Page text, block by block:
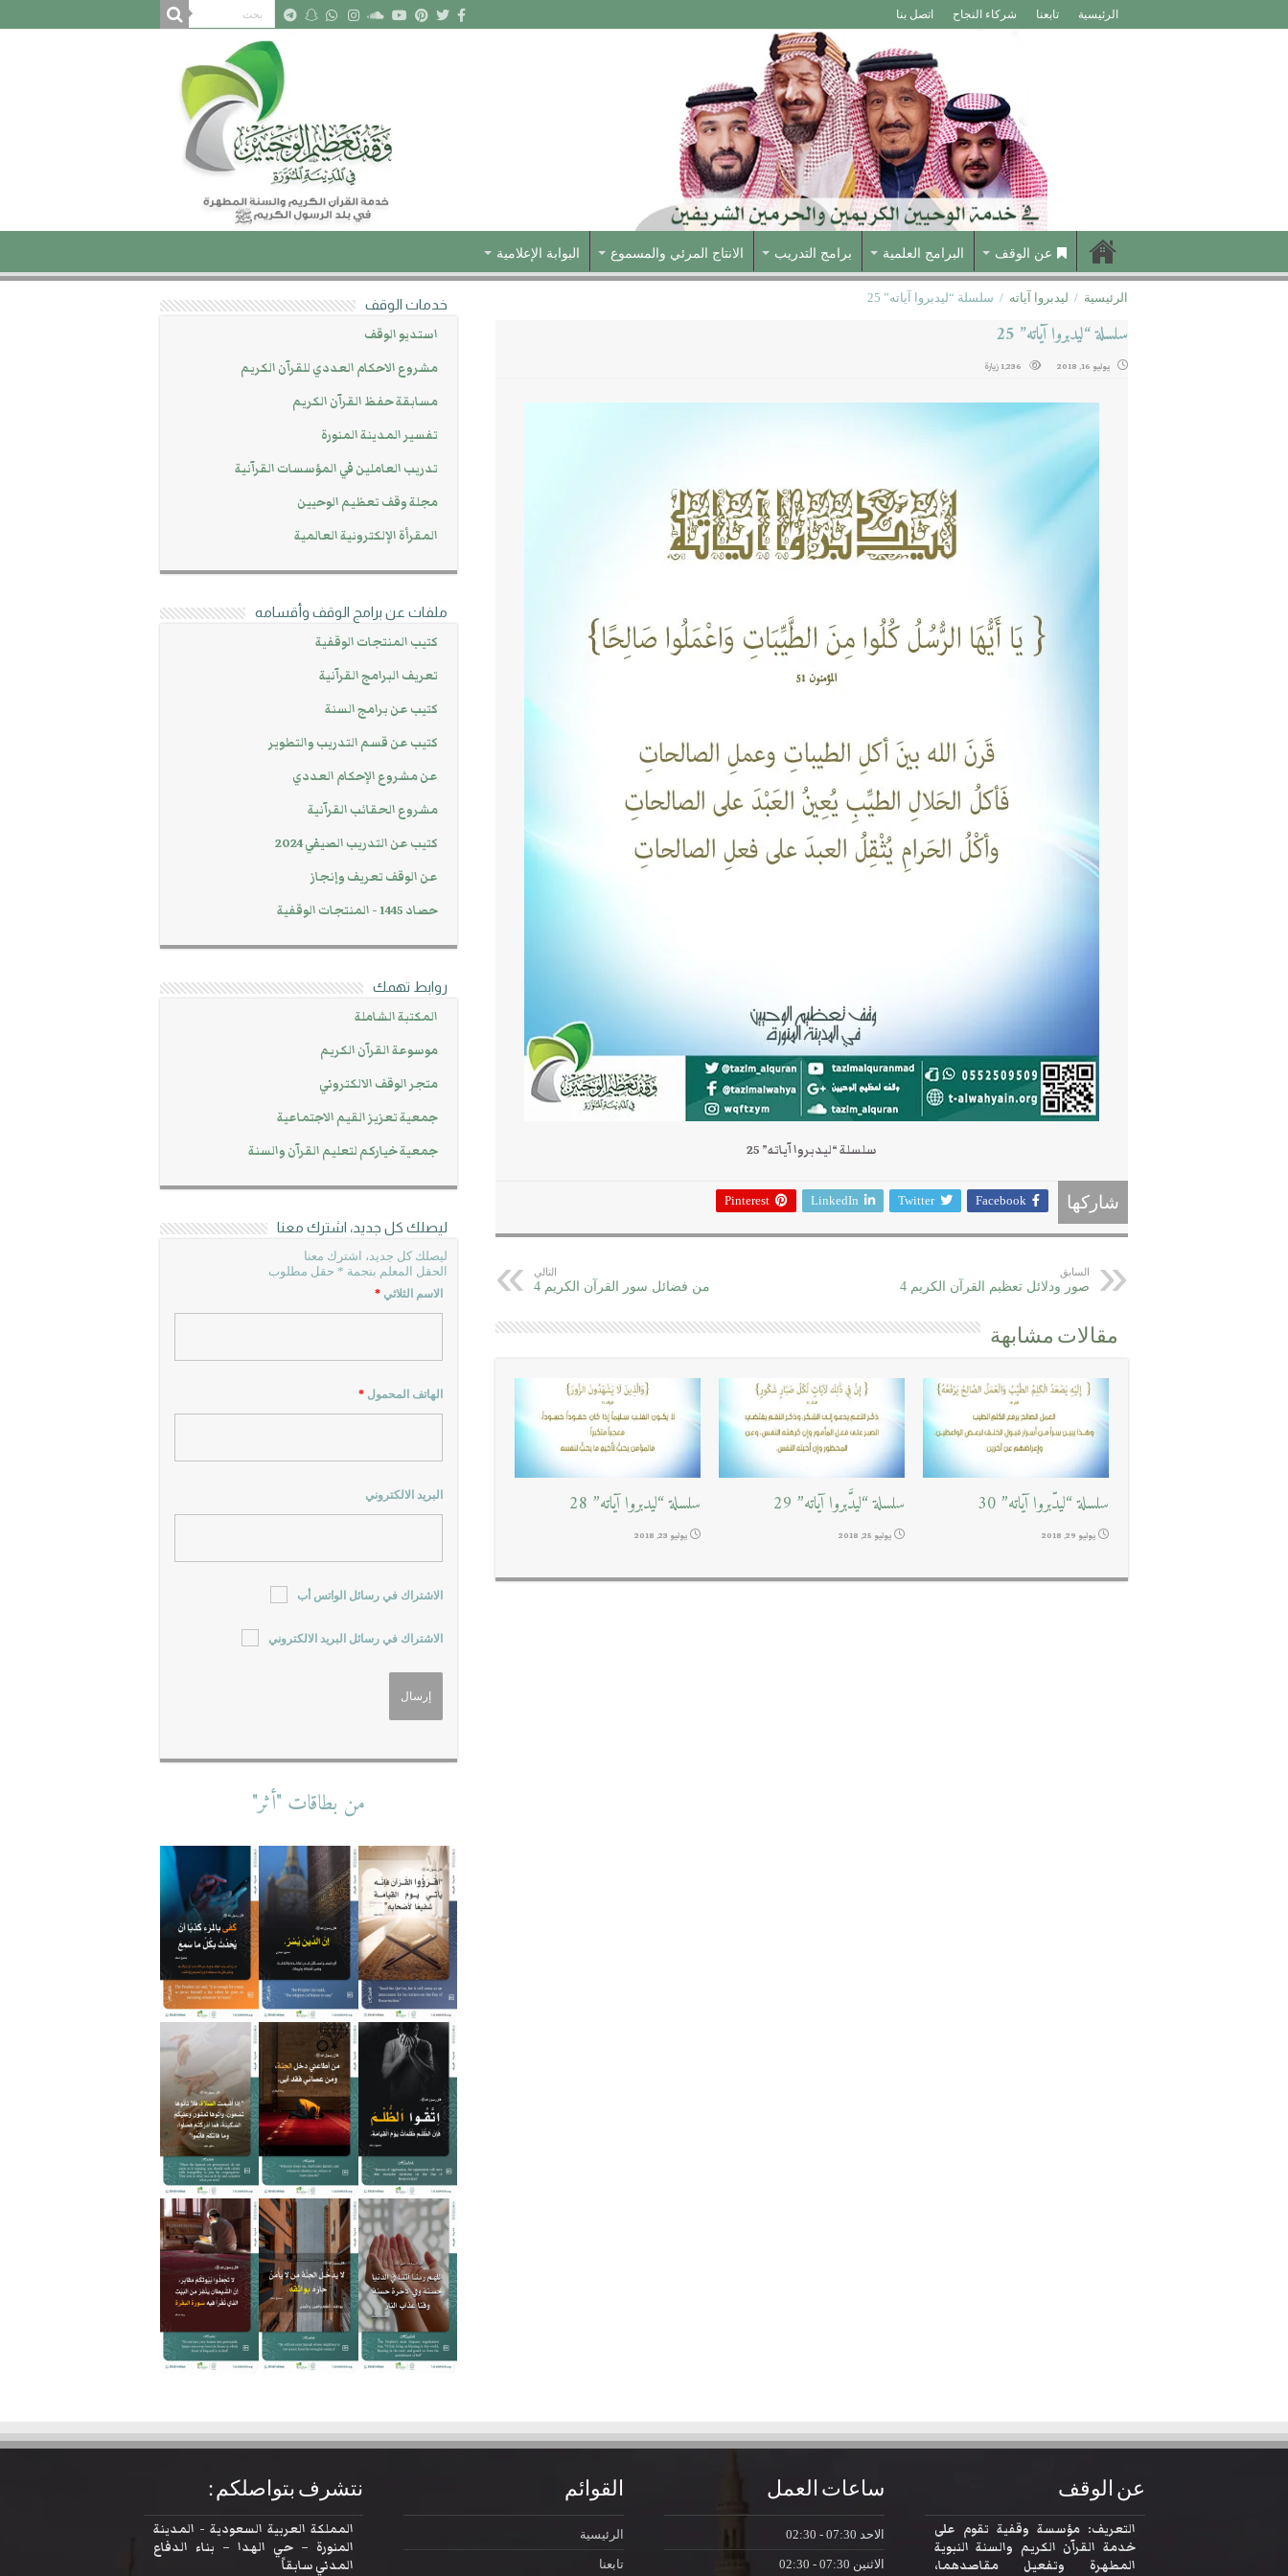
الرئيسية تابعنا شركاء النجاح اتصل بنا
عن الوقف البرامج العلمية برامج التدريب الانتاج المرئي والمسموع البوابة الإعلامية
الرئيسية / ليدبروا آياته / سلسلة “ليدبروا آياته” 25
سلسلة “ليدبروا آياته” 25
يوليو 16, 2018 1,236 زيارة
سلسلة “ليدبروا آياته” 25
شاركها Facebook
Twitter
LinkedIn
Pinterest
السابق
صور ودلائل تعظيم القرآن الكريم 4
التالي
من فضائل سور القرآن الكريم 4
مقالات مشابهة
سلسلة “ليدّبروا آياته” 30
يوليو 29, 2018
سلسلة “ليدَّبروا آياته” 29
يوليو 25, 2018
سلسلة “ليدبروا آياته” 28
يوليو 23, 2018
خدمات الوقف
استديو الوقف
مشروع الاحكام العددي للقرآن الكريم
مسابقة حفظ القرآن الكريم
تفسير المدينة المنورة
تدريب العاملين في المؤسسات القرآنية
مجلة وقف تعظيم الوحيين
المقرأة الإلكترونية العالمية
ملفات عن برامج الوقف وأقسامه
كتيب المنتجات الوقفية
تعريف البرامج القرآنية
كتيب عن برامج السنة
كتيب عن قسم التدريب والتطوير
عن مشروع الإحكام العددي
مشروع الحقائب القرآنية
كتيب عن التدريب الصيفي 2024
عن الوقف تعريف وإنجاز
حصاد 1445 - المنتجات الوقفية
روابط تهمك
المكتبة الشاملة
موسوعة القرآن الكريم
متجر الوقف الالكتروني
جمعية تعزيز القيم الاجتماعية
جمعية خياركم لتعليم القرآن والسنة
ليصلك كل جديد، اشترك معنا
ليصلك كل جديد، اشترك معنا
الحقل المعلم بنجمة * حقل مطلوب
الاسم الثلاثي *
الهاتف المحمول *
البريد الالكتروني
الاشتراك في رسائل الواتس أب
الاشتراك في رسائل البريد الالكتروني
من بطاقات "أثر"
عن الوقف
التعريف: مؤسسة وقفية تقوم على
خدمة القرآن الكريم والسنة النبوية
المطهرة وتفعيل مقاصدهما،
ساعات العمل
الاحد
الاثنين
القوائم
الرئيسية
تابعنا
نتشرف بتواصلكم :
المملكة العربية السعودية - المدينة
المنورة – حي الهدا – بناء الدفاع
المدني سابقاً